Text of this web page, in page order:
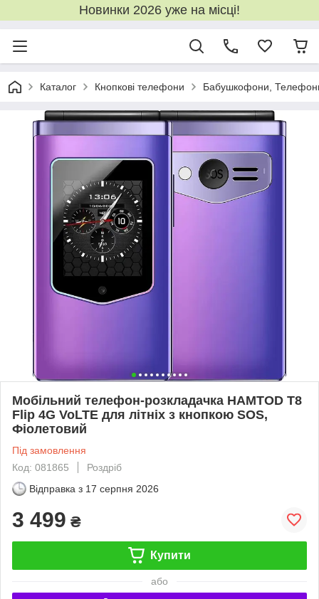
Новинки 2026 уже на місці!
Каталог Кнопкові телефони Бабушкофони, Телефони
Мобільний телефон-розкладачка HAMTOD T8
Flip 4G VoLTE для літніх з кнопкою SOS,
Фіолетовий
Під замовлення
Код: 081865
Роздріб
Відправка з 17 серпня 2026
3 499 ₴
Купити
або